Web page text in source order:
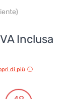
era:
Inclusa
di più